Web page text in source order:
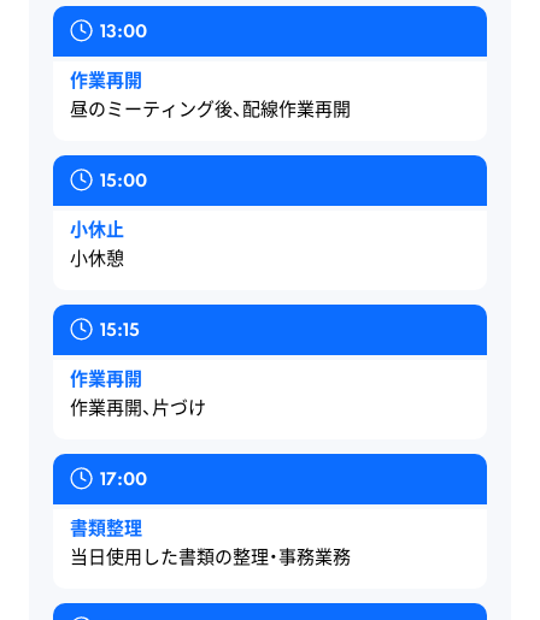
若
い
人
は
最
適
の
職
場
か
も
電
所
と
る
土
台
を
つ
く
る。
±０
に
す
そ
れ
が
私
た
ち
の
こ
だ
わ
り。
も
美
し
つ
な
ぎ
た
い。
め
言
葉
す。
イ
テ
ィ
総
務
部
員
を
目
指
し
て
ま
す。
13:00
作業再開
昼のミーティング後、配線作業再開
15:00
小休止
小休憩
15:15
作業再開
作業再開、片づけ
17:00
書類整理
当日使用した書類の整理・事務業務